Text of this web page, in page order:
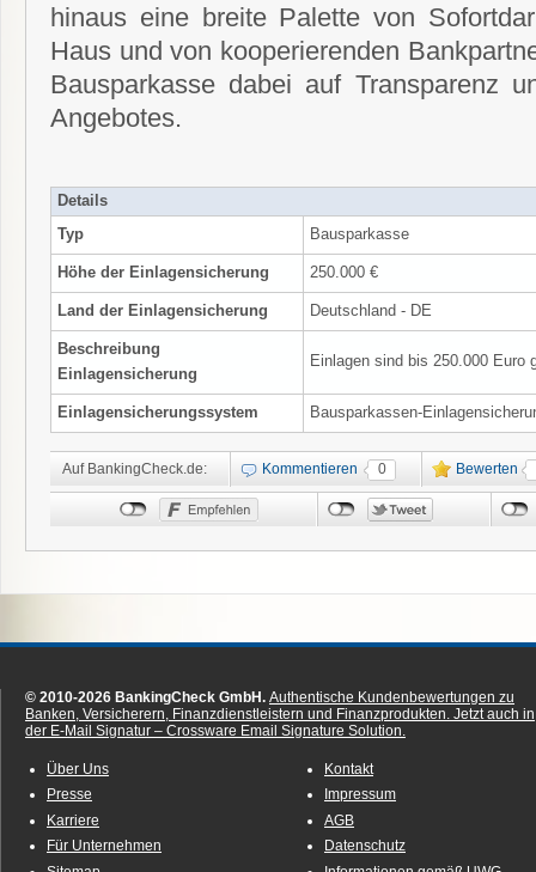
hinaus eine breite Palette von
Haus und von kooperierenden
Bausparkasse dabei auf Transparenz
Angebotes.
Details
Typ
Bausparkasse
Höhe der Einlagensicherung 250.000 €
Land der Einlagensicherung Deutschland - DE
Beschreibung
Einlagensicherung
Einlagen sind bis 250.000 Euro
Einlagensicherungssystem Bausparkassen-
Auf BankingCheck.de: Kommentieren 0 Bewerten
© 2010-2026 BankingCheck GmbH. Authentische Kundenbewertungen zu
Banken, Versicherern, Finanzdienstleistern und Finanzprodukten. Jetzt auch in
der E-Mail Signatur – Crossware Email Signature Solution.
Über Uns
Presse
Karriere
Für Unternehmen
Kontakt
Impressum
AGB
Datenschutz